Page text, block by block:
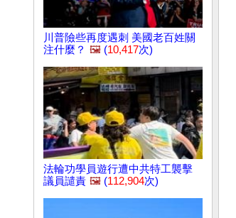
川普險些再度遇刺 美國老百姓關
注什麼？ 🖼️ (10,417次)
法輪功學員遊行遭中共特工襲擊
議員譴責 🖼️ (112,904次)